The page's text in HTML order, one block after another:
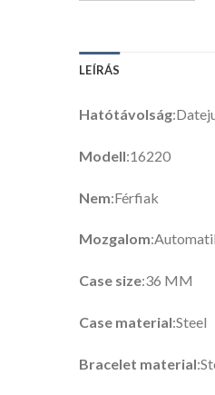
LEÍRÁS
Hatótávolság
Modell:16220
Nem:Férfiak
Mozgalom
Case size:36 MM
Case material:Steel
Bracelet material